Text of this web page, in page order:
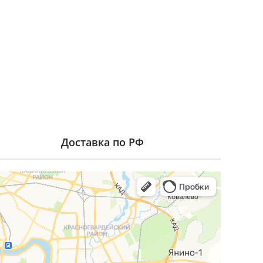
Доставка по РФ